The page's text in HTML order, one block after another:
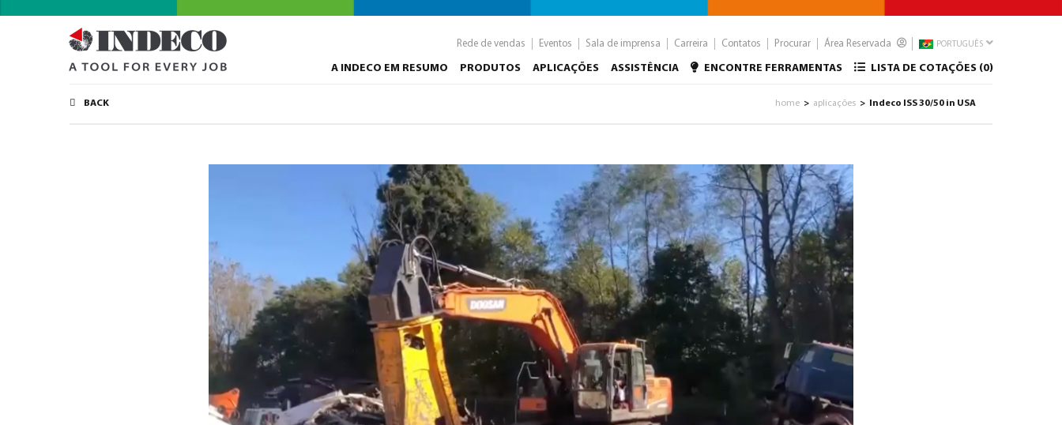
Rede de vendas Eventos Sala de imprensa Carreira Contatos Procurar Área Reservada PORTUGUÊS
A INDECO EM RESUMO PRODUTOS APLICAÇÕES ASSISTÊNCIA ENCONTRE FERRAMENTAS LISTA DE COTAÇÕES (0)
BACK home > aplicações > Indeco ISS 30/50 in USA